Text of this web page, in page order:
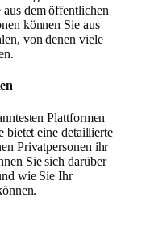
aus dem öffentlichen
können Sie aus
von denen viele
Plattformen
bietet eine detaillierte
Privatpersonen ihr
Sie sich darüber
wie Sie Ihr